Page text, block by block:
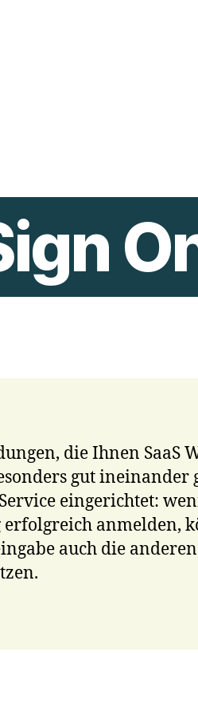
die Ihnen SaaS
gut
eingerichtet:
anmelden,
auch die anderen